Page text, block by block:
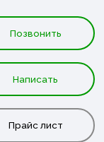
Позвонить
Написать
Прайс лист